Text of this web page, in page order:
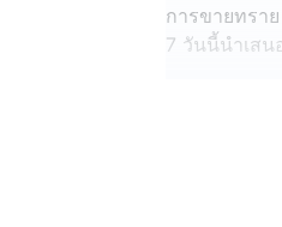
การขายทรา
7 วันนี้นำเสน
#คอลัมน์หม